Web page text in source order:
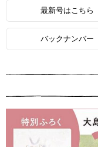
最新号はこちら
バックナンバー